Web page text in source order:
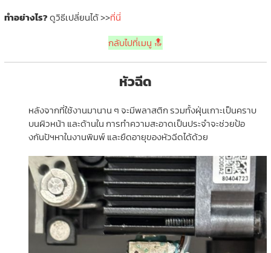
ทำอย่างไร?ดูวิธีเปลี่ยนได้ >>ที่นี่
กลับไปที่เมนู 🔝
หัวฉีด
หลังจากที่ใช้งานมานาน ๆ จะมีพลาสติก รวมทั้งฝุ่นเกาะเป็นคราบ
บนผิวหน้า และด้านใน การทำความสะอาดเป็นประจำจะช่วยป้อ
งกันปัฯหาในงานพิมพ์ และยืดอายุของหัวฉีดได้ด้วย